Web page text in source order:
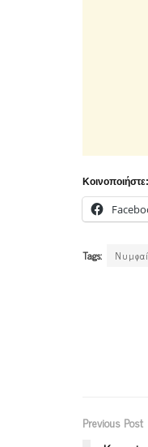
Κοινοποιήστε:
Tags:
Previous Post